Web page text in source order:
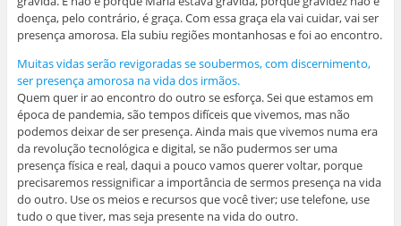
doença, pelo contrário, é graça. Com essa graça ela vai cuidar, vai ser
presença amorosa. Ela subiu regiões montanhosas e foi ao encontro.
Muitas vidas serão revigoradas se soubermos, com discernimento,
ser presença amorosa na vida dos irmãos.
Quem quer ir ao encontro do outro se esforça. Sei que estamos em
época de pandemia, são tempos difíceis que vivemos, mas não
podemos deixar de ser presença. Ainda mais que vivemos numa era
da revolução tecnológica e digital, se não pudermos ser uma
presença física e real, daqui a pouco vamos querer voltar, porque
precisaremos ressignificar a importância de sermos presença na vida
do outro. Use os meios e recursos que você tiver; use telefone, use
tudo o que tiver, mas seja presente na vida do outro.